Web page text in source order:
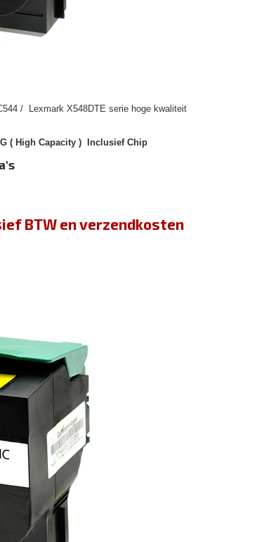
/ Lexmark X548DTE serie hoge kwaliteit
( High Capacity ) Inclusief Chip
BTW en verzendkosten